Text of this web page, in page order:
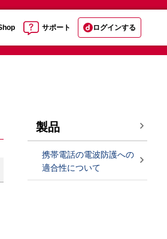
サポート ログインする
製品
携帯電話の電波防護への
適合性について